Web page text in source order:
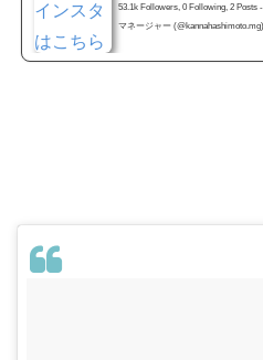
53.1k Followers, 0 Following, 2 Posts
マネージャー (@kannahashimoto.mg)